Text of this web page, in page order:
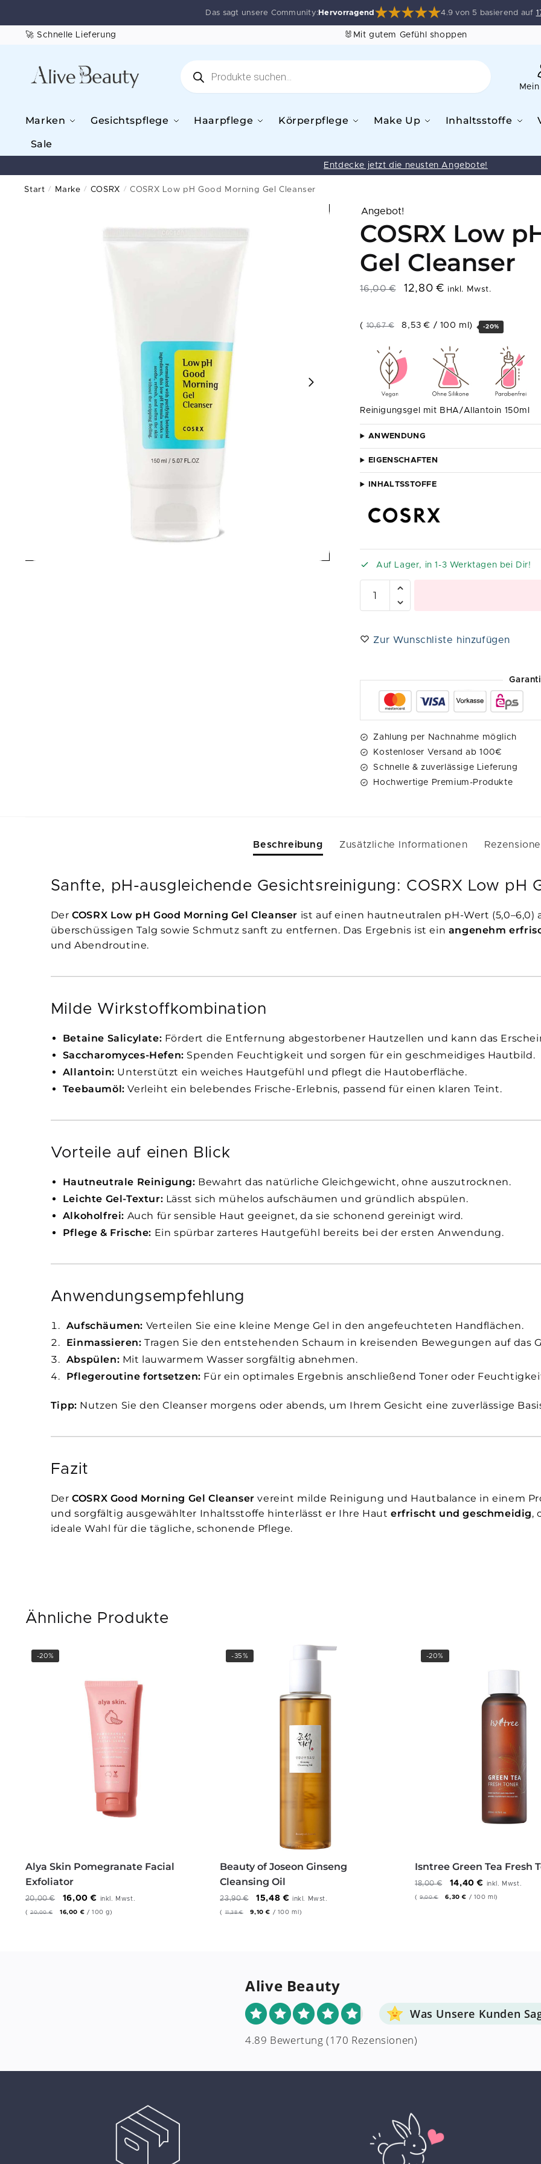
Das sagt unsere Community:Hervorragend 4.9 von 5 basierend auf
🚀 Schnelle Lieferung 🐰Mit gutem Gefühl shoppen
Marken Gesichtspflege Haarpflege Körperpflege Make Up Inhaltsstoffe
Sale
Entdecke jetzt die neusten Angebote!
Start / Marke / COSRX / COSRX Low pH Good Morning Gel Cleanser
Angebot!
COSRX Low
Gel Cleanser
16,00€ 12,80€ inkl. Mwst.
-20%
(10,67€ 8,53€ / 100 ml )
Reinigungsgel mit BHA/Allantoin 150ml
ANWENDUNG
EIGENSCHAFTEN
INHALTSSTOFFE
Auf Lager, in 1-3 Werktagen bei Dir!
Zur Wunschliste hinzufügen
Zahlung per Nachnahme möglich
Kostenloser Versand ab 100€
Schnelle & zuverlässige Lieferung
Hochwertige Premium-Produkte
Beschreibung Zusätzliche Informationen
Sanfte, pH-ausgleichende Gesichtsreinigung: COSRX Low pH
DerCOSRX Low pH Good Morning Gel Cleanser ist auf einen hautneutralen pH-Wert
überschüssigen Talg sowie Schmutz sanft zu entfernen. Das Ergebnis ist ein angenehm
und Abendroutine.
Milde Wirkstoffkombination
Betaine Salicylate: Fördert die Entfernung abgestorbener Hautzellen und kann das
Saccharomyces-Hefen: Spenden Feuchtigkeit und sorgen für ein geschmeidiges Hautbild.
Allantoin: Unterstützt ein weiches Hautgefühl und pflegt die Hautoberfläche.
Teebaumöl: Verleiht ein belebendes Frische-Erlebnis, passend für einen klaren Teint.
Vorteile auf einen Blick
Hautneutrale Reinigung: Bewahrt das natürliche Gleichgewicht, ohne auszutrocknen.
Leichte Gel-Textur: Lässt sich mühelos aufschäumen und gründlich abspülen.
Alkoholfrei: Auch für sensible Haut geeignet, da sie schonend gereinigt wird.
Pflege & Frische: Ein spürbar zarteres Hautgefühl bereits bei der ersten Anwendung.
Anwendungsempfehlung
Aufschäumen: Verteilen Sie eine kleine Menge Gel in den angefeuchteten Handflächen.
Einmassieren: Tragen Sie den entstehenden Schaum in kreisenden Bewegungen auf das
Abspülen: Mit lauwarmem Wasser sorgfältig abnehmen.
Pflegeroutine fortsetzen: Für ein optimales Ergebnis anschließend Toner oder
Tipp: Nutzen Sie den Cleanser morgens oder abends, um Ihrem Gesicht eine zuverlässige
Fazit
DerCOSRX Good Morning Gel Cleanser vereint milde Reinigung und Hautbalance in einem
und sorgfältig ausgewählter Inhaltsstoffe hinterlässt er Ihre Haut erfrischt und geschmeidig,
ideale Wahl für die tägliche, schonende Pflege.
Ähnliche Produkte
-20%
Alya Skin Pomegranate Facial
Exfoliator
20,00€ 16,00€ inkl. Mwst.
(20,00€ 16,00€ / 100 g)
-35%
Beauty of Joseon Ginseng
Cleansing Oil
23,90€ 15,48€ inkl. Mwst.
(11,38€ 9,10€ / 100 ml )
-20%
Isntree Green Tea Fresh
18,00€ 14,40€ inkl. Mwst.
(9,00€ 6,30€ / 100 ml)
Alive Beauty
Was Unsere Kunden
4.89 Bewertung (170 Rezensionen)